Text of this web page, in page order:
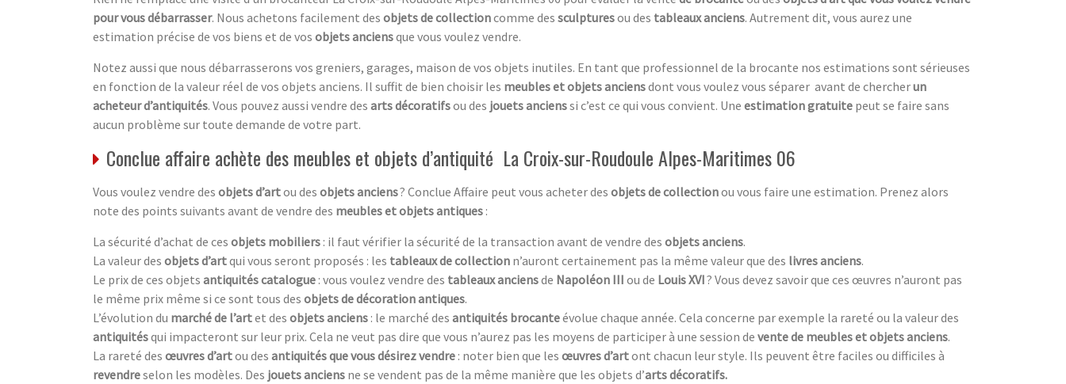
pour vous débarrasser. Nous achetons facilement des objets de collectioncomme des sculpturesou des tableaux anciens. Autrement dit, vous aurez une
estimation précise de vos biens et de vos objets anciensque vous voulez vendre.
Notez aussi que nous débarrasserons vos greniers, garages, maison de vos objets inutiles. En tant que professionnel de la brocante nos estimations sont sérieuses
en fonction de la valeur réel de vos objets anciens. Il suffit de bien choisir les meubles et objets anciensdont vous voulez vous séparer avant de chercherun
acheteur d’antiquités. Vous pouvez aussi vendre des arts décoratifsou des jouets ancienssi c’est ce qui vous convient. Une estimation gratuite peut se faire sans
aucun problème sur toute demande de votre part.
Conclue affaire achète des meubles et objets d’antiquité La Croix-sur-Roudoule Alpes-Maritimes 06
Vous voulez vendre des objets d’artou des objets anciens? Conclue Affaire peut vous acheter des objets de collectionou vous faire une estimation. Prenez alors
note des points suivants avant de vendre des meubles et objets antiques :
La sécurité d’achat de ces objets mobiliers : il faut vérifier la sécurité de la transaction avant de vendre des objets anciens.
La valeur des objets d’artqui vous seront proposés : les tableaux de collection n’auront certainement pas la même valeur que des livres anciens.
Le prix de ces objets antiquités catalogue : vous voulez vendre des tableaux anciensde Napoléon III ou de Louis XVI? Vous devez savoir que ces œuvres n’auront pas
le même prix même si ce sont tous des objets de décoration antiques.
L’évolution du marché de l’artet des objets anciens : le marché des antiquités brocanteévolue chaque année. Cela concerne par exemple la rareté ou la valeur des
antiquitésqui impacteront sur leur prix. Cela ne veut pas dire que vous n’aurez pas les moyens de participer à une session de vente de meubles et objets anciens.
La rareté des œuvres d’artou des antiquités que vous désirez vendre : noter bien que les œuvres d’artont chacun leur style. Ils peuvent être faciles ou difficiles à
revendreselon les modèles. Des jouets anciens ne se vendent pas de la même manière que les objets d’arts décoratifs.